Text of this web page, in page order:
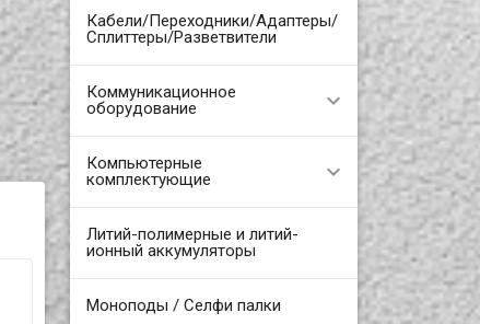
Кабели/Переходники/Адаптеры/
Сплиттеры/Разветвители
Коммуникационное
оборудование
Компьютерные
комплектующие
Литий-полимерные и литий-
ионный аккумуляторы
Моноподы / Селфи палки